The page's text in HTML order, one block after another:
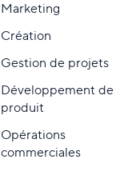
Marketing
Création
Gestion de projets
Développement de
produit
Opérations
commerciales